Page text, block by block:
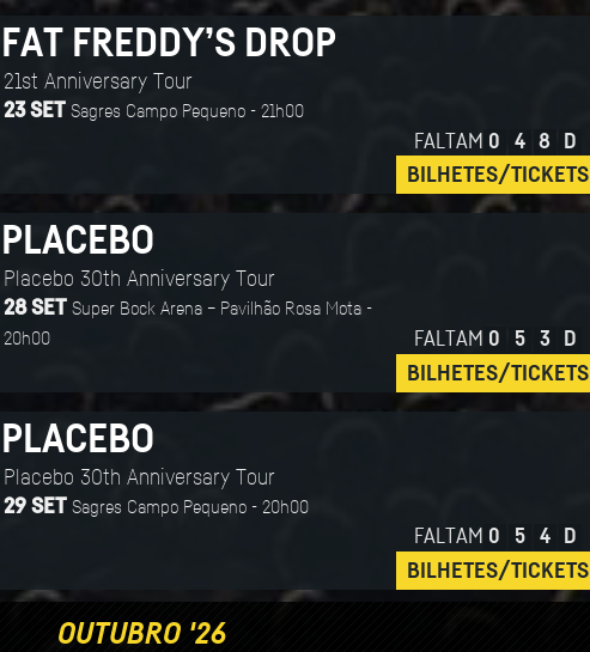
FAT FREDDY’S DROP
21st Anniversary Tour
23 SET Sagres Campo Pequeno - 21h00
FALTAM 0 4 8 D
BILHETES/TICKETS
PLACEBO
Placebo 30th Anniversary Tour
28 SET Super Bock Arena – Pavilhão Rosa Mota -
20h00
FALTAM 0 5 3 D
BILHETES/TICKETS
PLACEBO
Placebo 30th Anniversary Tour
29 SET Sagres Campo Pequeno - 20h00
FALTAM 0 5 4 D
BILHETES/TICKETS
OUTUBRO '26